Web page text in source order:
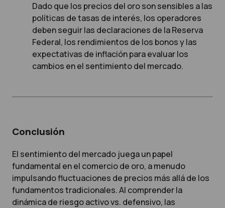
Dado que los precios del oro son sensibles a las
políticas de tasas de interés, los operadores
deben seguir las declaraciones de la Reserva
Federal, los rendimientos de los bonos y las
expectativas de inflación para evaluar los
cambios en el sentimiento del mercado.
Conclusión
El sentimiento del mercado juega un papel
fundamental en el comercio de oro, a menudo
impulsando fluctuaciones de precios más allá de los
fundamentos tradicionales. Al comprender la
dinámica de riesgo activo vs. defensivo, las